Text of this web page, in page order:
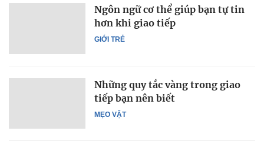
GIỚI TRẺ
Ngôn ngữ cơ thể giúp bạn tự tin
hơn khi giao tiếp
MẸO VẶT
Những quy tắc vàng trong giao
tiếp bạn nên biết